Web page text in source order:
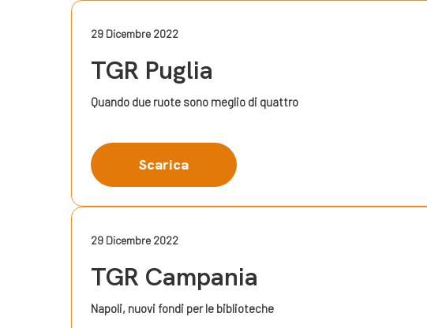
29 Dicembre 2022
TGR Puglia
Quando due ruote sono meglio di quattro
Scarica
29 Dicembre 2022
TGR Campania
Napoli, nuovi fondi per le biblioteche